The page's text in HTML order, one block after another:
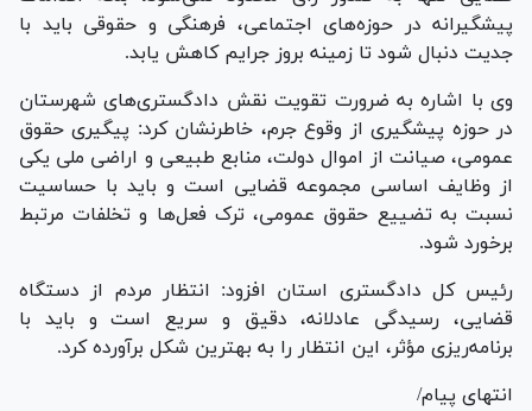
پیشگیرانه در حوزه‌های اجتماعی، فرهنگی و حقوقی باید با
جدیت دنبال شود تا زمینه بروز جرایم کاهش یابد.
وی با اشاره به ضرورت تقویت نقش دادگستری‌های شهرستان
در حوزه پیشگیری از وقوع جرم، خاطرنشان کرد: پیگیری حقوق
عمومی، صیانت از اموال دولت، منابع طبیعی و اراضی ملی یکی
از وظایف اساسی مجموعه قضایی است و باید با حساسیت
نسبت به تضییع حقوق عمومی، ترک فعل‌ها و تخلفات مرتبط
برخورد شود.
رئیس کل دادگستری استان افزود: انتظار مردم از دستگاه
قضایی، رسیدگی عادلانه، دقیق و سریع است و باید با
برنامه‌ریزی مؤثر، این انتظار را به بهترین شکل برآورده کرد.
انتهای پیام/